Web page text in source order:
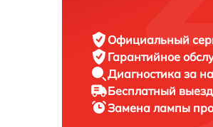
Официальный
Гарантийное
Диагностика за
Бесплатный
Замена лампы